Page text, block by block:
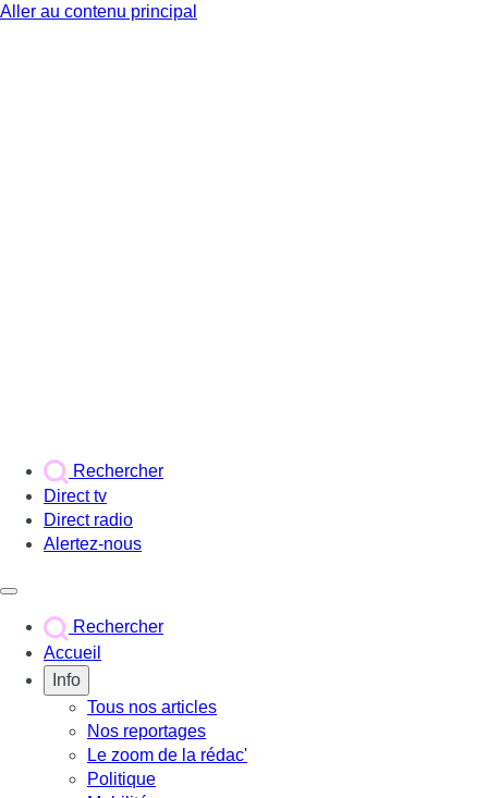
Aller au contenu principal
Rechercher
Direct tv
Direct radio
Alertez-nous
Rechercher
Accueil
Info
Tous nos articles
Nos reportages
Le zoom de la rédac'
Politique